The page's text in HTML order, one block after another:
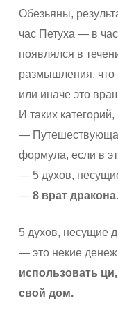
Обезьяны,
час Петуха — в
появлялся в
размышления, что
или иначе это
И таких категорий,
—
формула, если в
— 5 духов,
—8 врат дракона.
5 духов, несущие
— это некие
использовать
свой дом.